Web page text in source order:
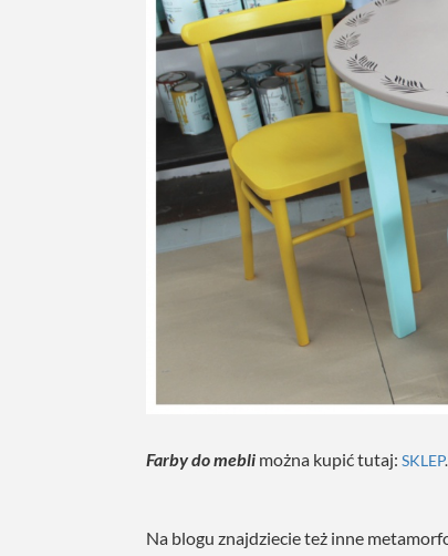
Farby do mebli można kupić tutaj: SKLEP.
Na blogu znajdziecie też inne